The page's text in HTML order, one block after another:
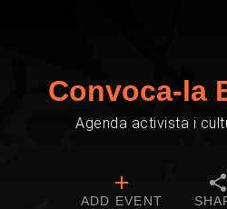
Convoca-la
Agenda activista i
ADD EVENT